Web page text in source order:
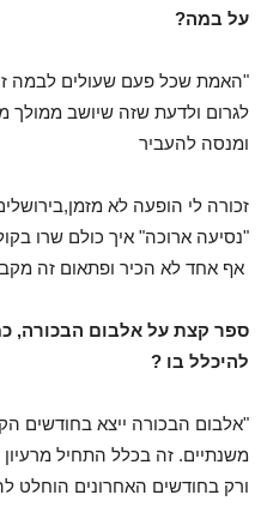
על במה?
"האמת שכל פעם שעולים לבמה
לגרום ולדעת שזה שיושב ממולך
ומנסה להעביר
זכורה לי הופעה לא
"נסיעה ארוכה" איך כולם שרו
אף אחד לא הכיר ופתאום זה
ספר קצת על אלבום הבכורה,
להיכלל בו ?
"אלבום הבכורה ייצא בחודשים
משנתיים.
ורק בחודשים האחרונים הוחלט